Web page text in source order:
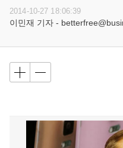
2014-10-27 18:06:39
이민재 기자 -